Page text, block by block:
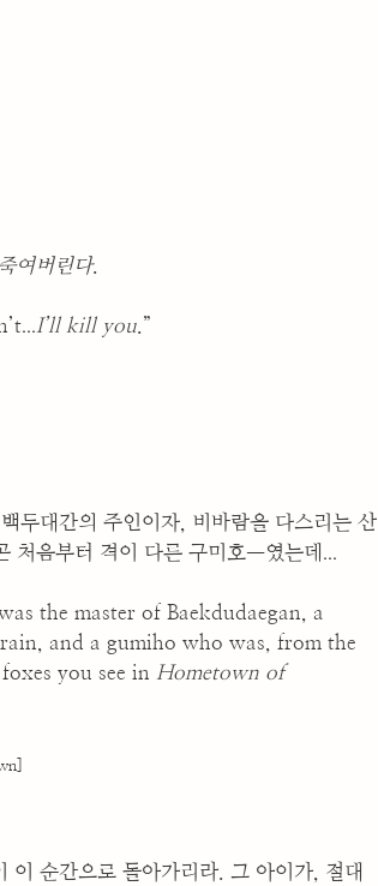
죽여버린다.
...I’ll kill you .”
두대간의 주인이자, 비바람을 다스리는 산
처음부터 격이 다른 구미호—였는데 ...
the master of Baekdudaegan, a
and a gumiho who was, from the
you see in Hometown of
순간으로 돌아가리라. 그 아이가, 절대